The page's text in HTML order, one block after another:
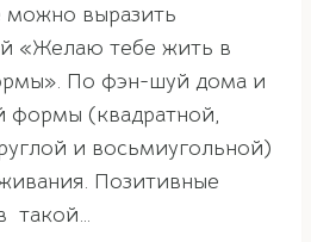
выразить
«Желаю тебе жить в
По фэн-шуй дома и
формы (квадратной,
и восьмиугольной)
Позитивные
такой…